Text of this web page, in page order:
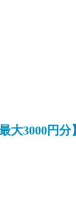
大3000円分】